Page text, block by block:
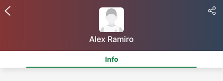
Alex Ramiro
Info